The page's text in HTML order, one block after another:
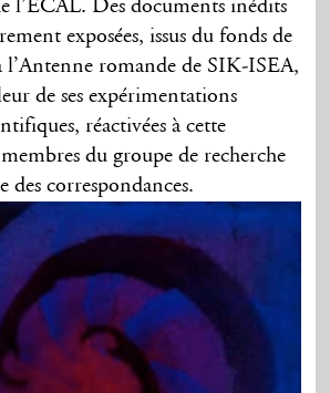
l’ECAL. Des documents inédits
exposées, issus du fonds de
l’Antenne romande de SIK-ISEA,
de ses expérimentations
réactivées à cette
du groupe de recherche
correspondances.